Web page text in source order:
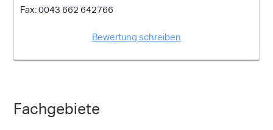
0043 662 642766
Bewertung schreiben
Fachgebiete